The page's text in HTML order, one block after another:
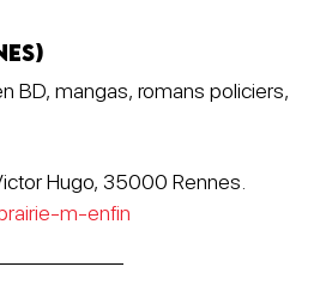
BD, mangas, romans policiers,
Hugo, 35000 Rennes.
m-enfin